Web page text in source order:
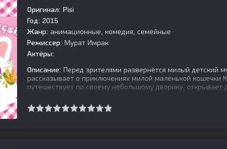
Оригинал: Pisi
Год: 2015
Жанр: анимационные, комедия, семейные
Режиссер: Мурат Имрак
Актёры:
Описание: Перед зрителями развернётся милый детский
рассказывает о приключениях милой маленькой кошечки
путешествует по своему небольшому дворику, открывает